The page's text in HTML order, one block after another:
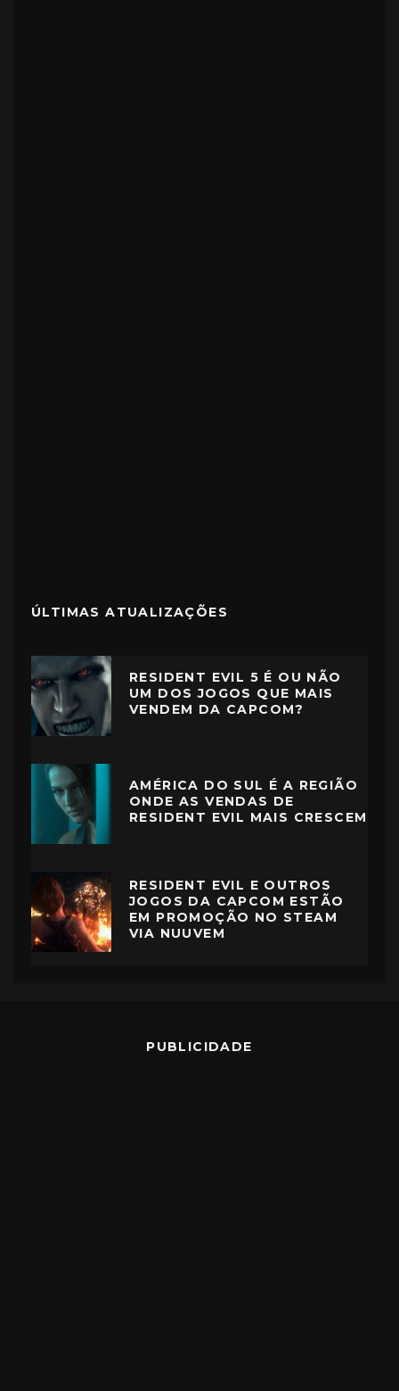
ÚLTIMAS ATUALIZAÇÕES
RESIDENT EVIL 5 É OU NÃO
UM DOS JOGOS QUE MAIS
VENDEM DA CAPCOM?
AMÉRICA DO SUL É A REGIÃO
ONDE AS VENDAS DE
RESIDENT EVIL MAIS CRESCEM
RESIDENT EVIL E OUTROS
JOGOS DA CAPCOM ESTÃO
EM PROMOÇÃO NO STEAM
VIA NUUVEM
PUBLICIDADE